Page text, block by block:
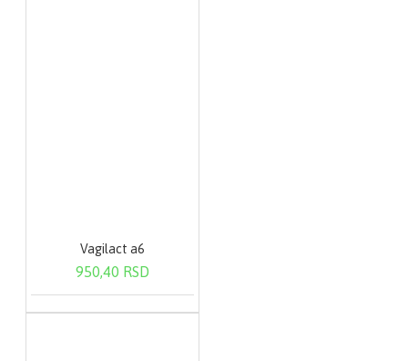
Vagilact a6
950,40 RSD